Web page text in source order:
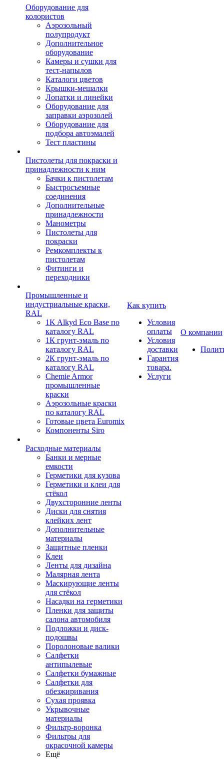
Оборудование для
колористов
Аэрозольный
полупродукт
Дополнительное
оборудование
Камеры и сушки для
тест-напылов
Каталоги цветов
Крышки-мешалки
Лопатки и линейки
Оборудование для
заправки аэрозолей
Оборудование для
подбора автоэмалей
Тест пластины
Пистолеты для покраски и
принадлежности к ним
Бачки к пистолетам
Быстросъемные
соединения
Дополнительные
принадлежности
Манометры
Пистолеты для
покраски
Ремкомплекты к
пистолетам
Фитинги и
переходники
Промышленные и
индустриальные краски,
RAL
1K Alkyd Eco Base по
каталогу RAL
1К грунт-эмаль по
каталогу RAL
2К грунт-эмаль по
каталогу RAL
Chemie Armor
промышленные
краски
Аэрозольные краски
по каталогу RAL
Готовые цвета Euromix
Компоненты Siro
Расходные материалы
Банки и мерные
емкости
Герметики для кузова
Герметики и клеи для
стёкол
Двухсторонние ленты
Диски для снятия
клейких лент
Дополнительные
материалы
Защитные пленки
Клеи
Ленты для дизайна
Малярная лента
Маскирующие ленты
для стёкол
Насадки на герметики
Пленки для защиты
салона автомобиля
Подложки и диск-
подошвы
Поролоновые валики
Салфетки
антипылевые
Салфетки бумажные
Салфетки для
обезжиривания
Сухая проявка
Укрывочные
материалы
Фильтр-воронка
Фильтры для
окрасочной камеры
Ещё
Как купить
Условия
оплаты
Условия
доставки
Гарантия
товара.
Услуги
О компании